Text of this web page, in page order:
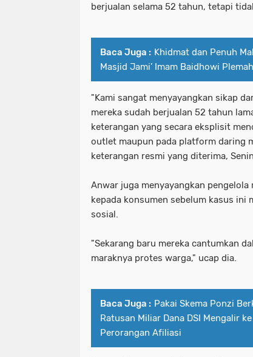
berjualan selama 52 tahun, tetapi
Baca Juga : Khidmat dan Penuh
Masjid Jami’ Imam Baidhowi
"Kami sangat menyayangkan sikap
mereka sudah berjualan 52 tahun
keterangan yang secara eksplisit
outlet maupun pada platform daring
keterangan resmi yang diterima,
Anwar juga menyayangkan
kepada konsumen sebelum kasus ini
sosial.
"Sekarang baru mereka cantumkan
maraknya protes warga," ucap dia.
Baca Juga : Pakai Skema Ponzi
Ratusan Miliar Dana DSI Mengalir
Perorangan Afiliasi